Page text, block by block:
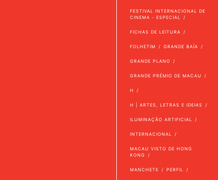
FESTIVAL INTERNACIONAL DE
CINEMA - ESPECIAL
FICHAS DE LEITURA
FOLHETIM GRANDE BAÍA
GRANDE PLANO
GRANDE PRÉMIO DE MACAU
H
H | ARTES, LETRAS E IDEIAS
ILUMINAÇÃO ARTIFICIAL
INTERNACIONAL
MACAU VISTO DE HONG
KONG
MANCHETE PERFIL